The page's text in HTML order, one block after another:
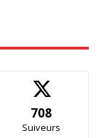
708
Suiveurs